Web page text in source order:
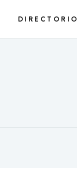
DIRECTORIO